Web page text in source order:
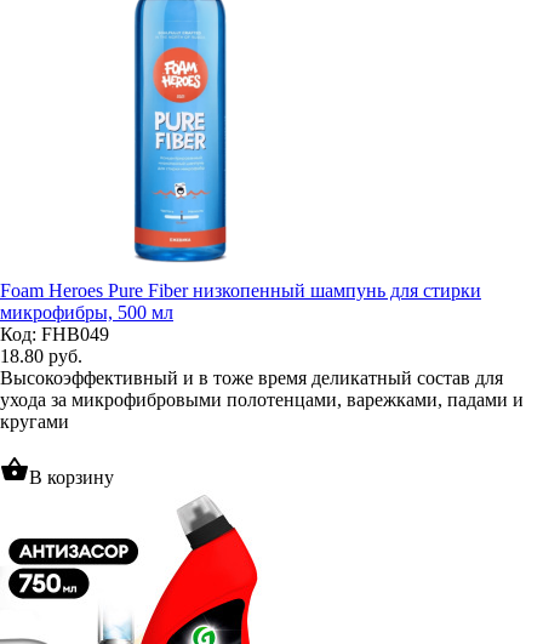
Foam Heroes Pure Fiber низкопенный шампунь для стирки
микрофибры, 500 мл
Код: FHB049
18.80 руб.
Высокоэффективный и в тоже время деликатный состав для
ухода за микрофибровыми полотенцами, варежками, падами и
кругами
shopping_basketВ корзину